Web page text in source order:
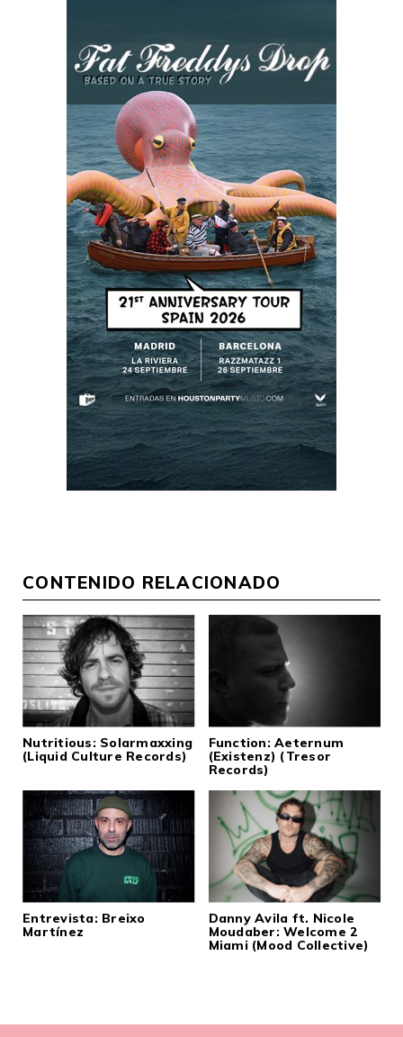
CONTENIDO RELACIONADO
Nutritious: Solarmaxxing
(Liquid Culture Records)
Function: Aeternum
(Existenz) (Tresor
Records)
Entrevista: Breixo
Martínez
Danny Avila ft. Nicole
Moudaber: Welcome 2
Miami (Mood Collective)